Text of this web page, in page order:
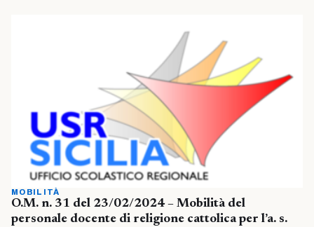
MOBILITÀ
O.M. n. 31 del 23/02/2024 – Mobilità del
personale docente di religione cattolica per l’a. s.